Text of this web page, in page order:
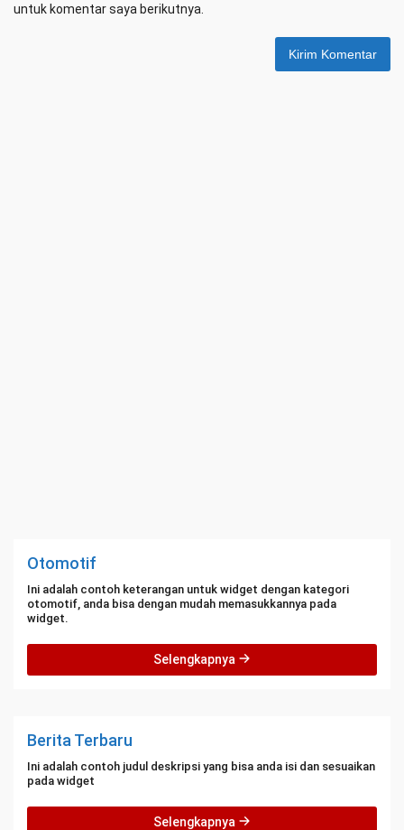
untuk komentar saya berikutnya.
Otomotif
Ini adalah contoh keterangan untuk widget dengan kategori
otomotif, anda bisa dengan mudah memasukkannya pada
widget.
Selengkapnya
Berita Terbaru
Ini adalah contoh judul deskripsi yang bisa anda isi dan sesuaikan
pada widget
Selengkapnya